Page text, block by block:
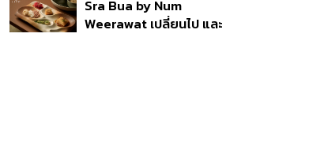
รถไฟฟ้า 3 สายแบบเรียล
ไทม์
Sra Bua by Num
Weerawat เปลี่ยนไป และ